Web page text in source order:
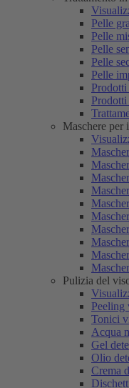
Pelle
Pelle
Pelle
Pelle
Pelle
Prodotti
Maschere per
Pulizia del
Peeling
Tonici
Acqua
Gel
Olio
Crema